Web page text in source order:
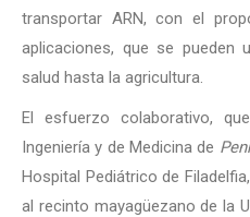
transportar ARN, con el
aplicaciones, que se pueden
salud hasta la agricultura.
El esfuerzo colaborativo,
Ingeniería y de Medicina de
Hospital Pediátrico de
al recinto mayagüezano de la